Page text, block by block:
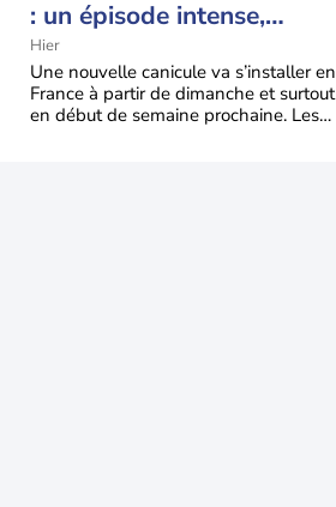
: un épisode intense,
durable et étendu la
semaine prochaine
Hier
Une nouvelle canicule va s’installer en
France à partir de dimanche et surtout
en début de semaine prochaine. Les